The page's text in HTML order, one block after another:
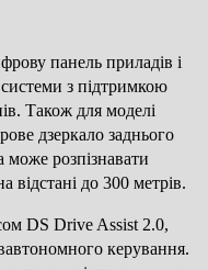
панель приладів і
з підтримкою
Також для моделі
дзеркало заднього
може розпізнавати
відстані до 300 метрів.
DS Drive Assist 2.0,
керування.